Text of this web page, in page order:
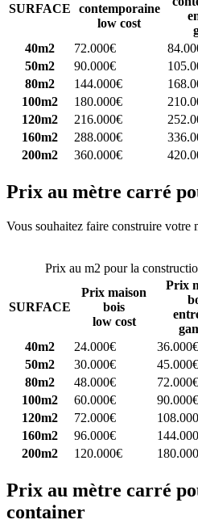
SURFACE
contemporaine
low cost
40m2
72.000€
50m2
90.000€
80m2
144.000€
100m2
180.000€
120m2
216.000€
160m2
288.000€
200m2
360.000€
Prix au mètre carré
Vous souhaitez faire construire votre
Prix au m2 pour la
SURFACE
Prix maison
bois
low cost
Prix
40m2
24.000€ 36.000€
50m2
30.000€ 45.000€
80m2
48.000€ 72.000€
100m2
60.000€ 90.000€
120m2
72.000€
160m2
96.000€
200m2
120.000€
Prix au mètre carré
container